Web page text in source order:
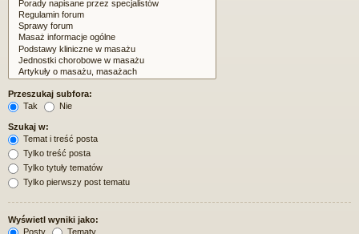
Przeszukaj subfora:
Tak
Nie
Szukaj w:
Temat i treść posta
Tylko treść posta
Tylko tytuły tematów
Tylko pierwszy post tematu
Wyświetl wyniki jako:
Posty
Tematy